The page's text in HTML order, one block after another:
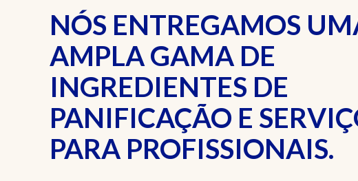
NÓS ENTREGAMOS
AMPLA GAMA DE
INGREDIENTES DE
PANIFICAÇÃO E
PARA PROFISSIONAIS.